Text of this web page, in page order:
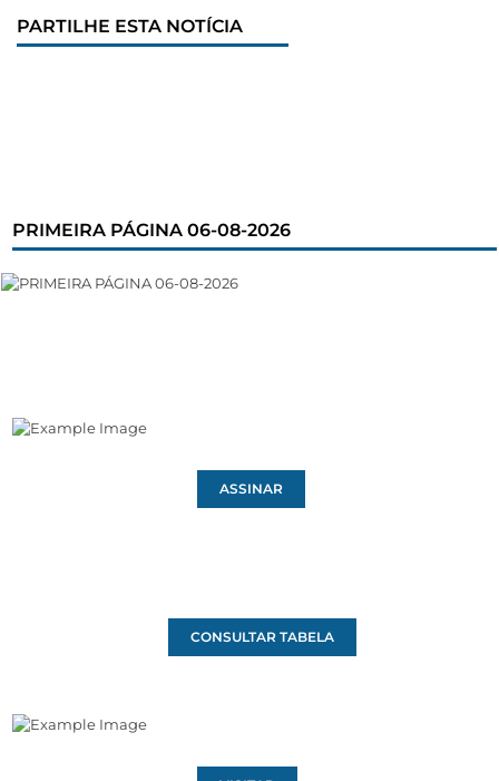
PARTILHE ESTA NOTÍCIA
PRIMEIRA PÁGINA 06-08-2026
ASSINAR
CONSULTAR TABELA